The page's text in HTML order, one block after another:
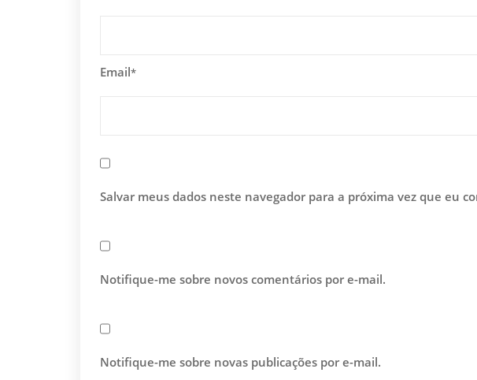
Email*
Salvar meus dados neste navegador para a próxima vez que eu
Notifique-me sobre novos comentários por e-mail.
Notifique-me sobre novas publicações por e-mail.